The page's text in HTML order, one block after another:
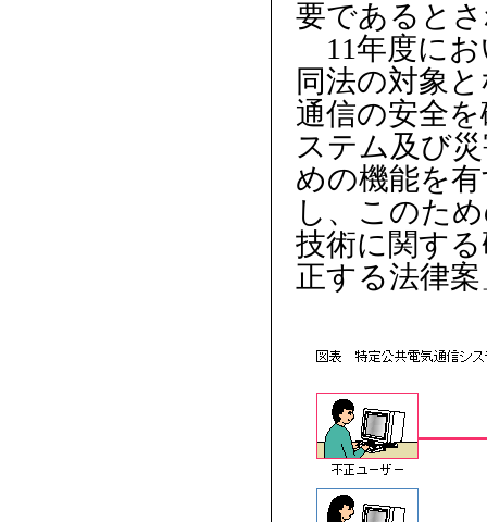
要であると
11年度にお
同法の対象
通信の安全
ステム及び
めの機能を
し、このた
技術に関す
正する法律